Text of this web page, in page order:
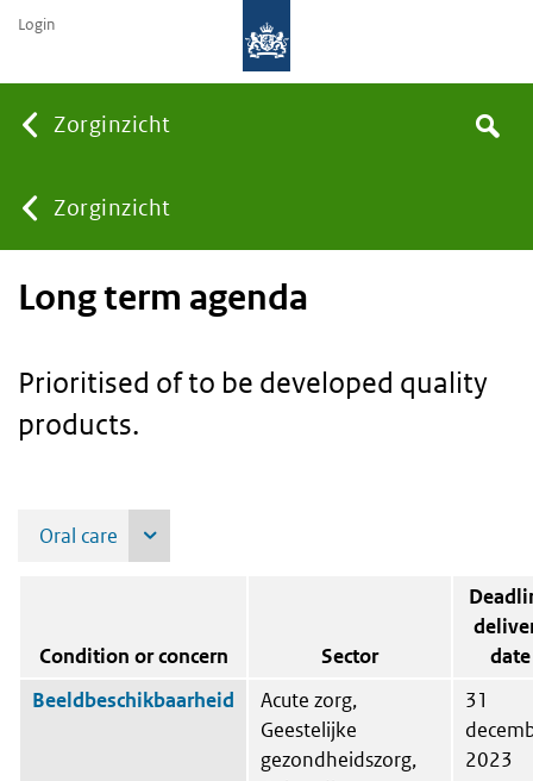
Zorginzicht
You
are
here:
Zorginzicht
Search
Login
Long term agenda
Prioritised of to be developed quality
products.
Condition or concern Sector
date
Beeldbeschikbaarheid
Acute zorg,
Geestelijke
gezondheidszorg,
31
2023